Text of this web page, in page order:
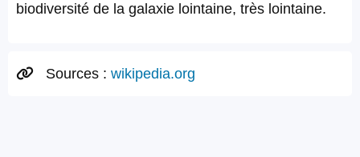
biodiversité de la galaxie lointaine, très lointaine.
Sources : wikipedia.org